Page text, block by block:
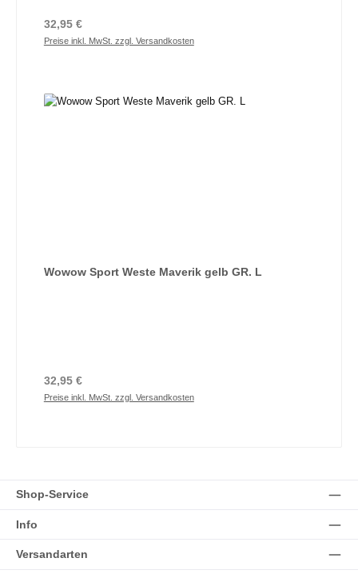
Regulärer Preis:
32,95 €
Preise inkl. MwSt. zzgl. Versandkosten
Wowow Sport Weste Maverik gelb GR. L
Regulärer Preis:
32,95 €
Preise inkl. MwSt. zzgl. Versandkosten
Shop-Service
Info
Versandarten